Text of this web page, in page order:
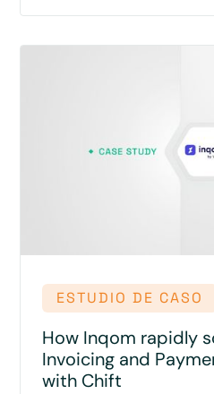
ESTUDIO DE CASO
How Inqom rapidly
Invoicing and
with Chift